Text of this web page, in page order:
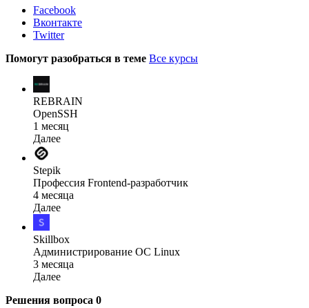
Facebook
Вконтакте
Twitter
Помогут разобраться в теме Все курсы
REBRAIN
OpenSSH
1 месяц
Далее
Stepik
Профессия Frontend-разработчик
4 месяца
Далее
Skillbox
Администрирова­ние ОС Linux
3 месяца
Далее
Решения вопроса 0